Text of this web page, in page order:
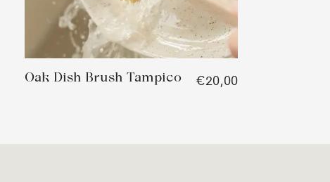
Oak Dish Brush Tampico €20,00